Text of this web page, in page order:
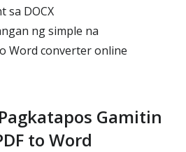
sa DOCX
ng simple na
Word converter online
Gamitin
to Word